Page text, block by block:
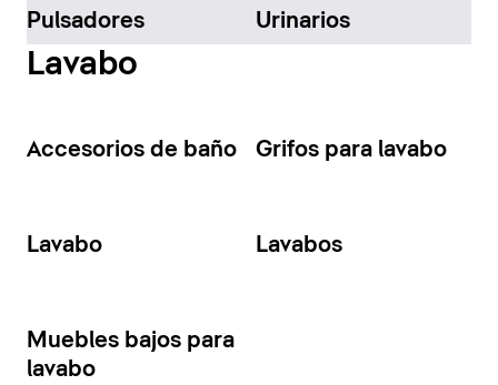
Pulsadores Urinarios
Lavabo
Accesorios de baño Grifos para lavabo
Lavabo Lavabos
Muebles bajos para
lavabo